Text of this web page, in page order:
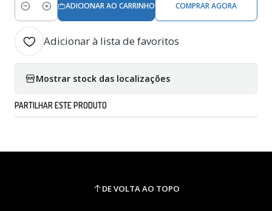
Quantidade
ADICIONAR AO CARRINHO COMPRAR AGORA
Adicionar à lista de favoritos
Mostrar stock das localizações
PARTILHAR ESTE PRODUTO
DE VOLTA AO TOPO